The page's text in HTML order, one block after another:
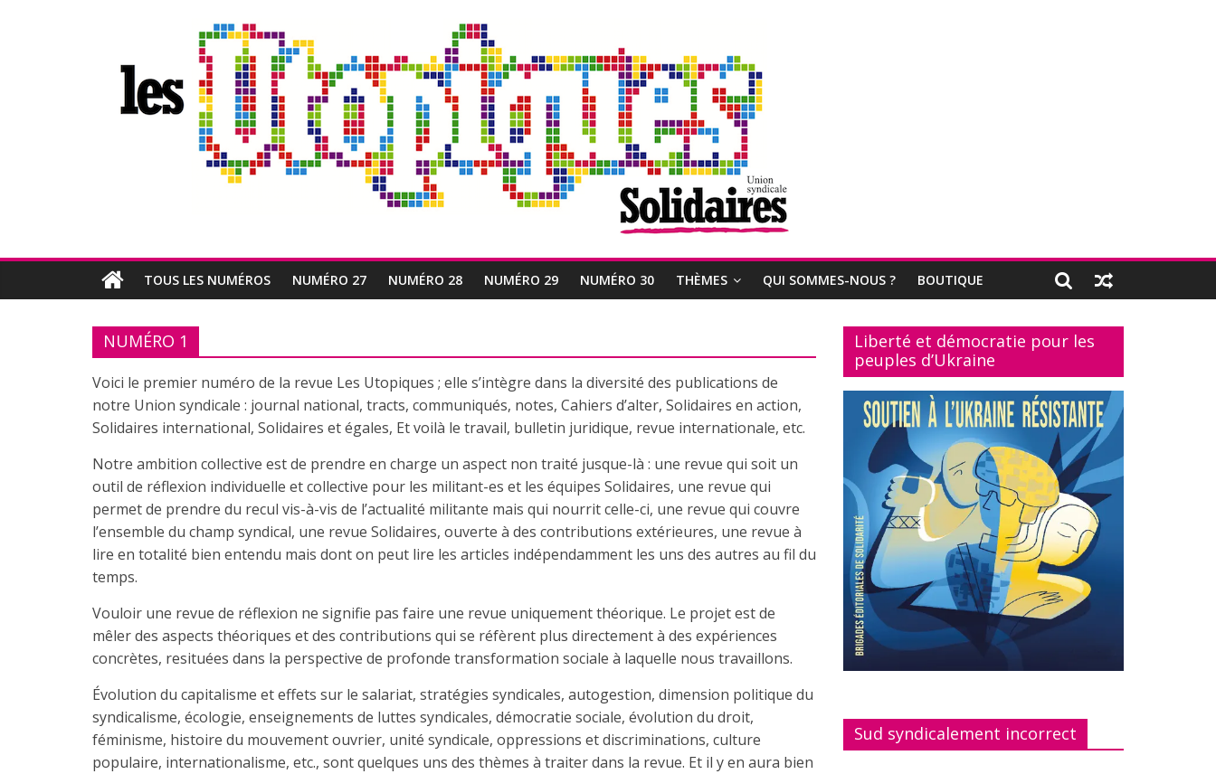
Utopiques
syndicale
SolidairesTOUS LES NUMÉROS NUMÉRO 27 NUMÉRO 28 NUMÉRO 29 NUMÉRO 30 THÈMES QUI SOMMES-NOUS ? BOUTIQUE
NUMÉRO 1
Voici le premier numéro de la revue Les Utopiques ; elle s’intègre dans la diversité des publications de
notre Union syndicale : journal national, tracts, communiqués, notes, Cahiers d’alter, Solidaires en action,
Solidaires international, Solidaires et égales, Et voilà le travail, bulletin juridique, revue internationale, etc.
Notre ambition collective est de prendre en charge un aspect non traité jusque-là : une revue qui soit un
outil de réflexion individuelle et collective pour les militant-es et les équipes Solidaires, une revue qui
permet de prendre du recul vis-à-vis de l’actualité militante mais qui nourrit celle-ci, une revue qui couvre
l’ensemble du champ syndical, une revue Solidaires, ouverte à des contributions extérieures, une revue à
lire en totalité bien entendu mais dont on peut lire les articles indépendamment les uns des autres au fil du
temps.
Vouloir une revue de réflexion ne signifie pas faire une revue uniquement théorique. Le projet est de
mêler des aspects théoriques et des contributions qui se réfèrent plus directement à des expériences
concrètes, resituées dans la perspective de profonde transformation sociale à laquelle nous travaillons.
Évolution du capitalisme et effets sur le salariat, stratégies syndicales, autogestion, dimension politique du
syndicalisme, écologie, enseignements de luttes syndicales, démocratie sociale, évolution du droit,
féminisme, histoire du mouvement ouvrier, unité syndicale, oppressions et discriminations, culture
populaire, internationalisme, etc., sont quelques uns des thèmes à traiter dans la revue. Et il y en aura bien
Liberté et démocratie pour les
peuples d’Ukraine
Sud syndicalement incorrect